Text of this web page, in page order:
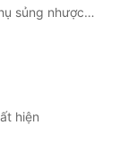
nhược kinh
hiện